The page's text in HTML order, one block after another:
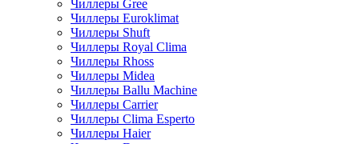
Чиллеры Gree
Чиллеры Euroklimat
Чиллеры Shuft
Чиллеры Royal Clima
Чиллеры Rhoss
Чиллеры Midea
Чиллеры Ballu Machine
Чиллеры Carrier
Чиллеры Clima Esperto
Чиллеры Haier